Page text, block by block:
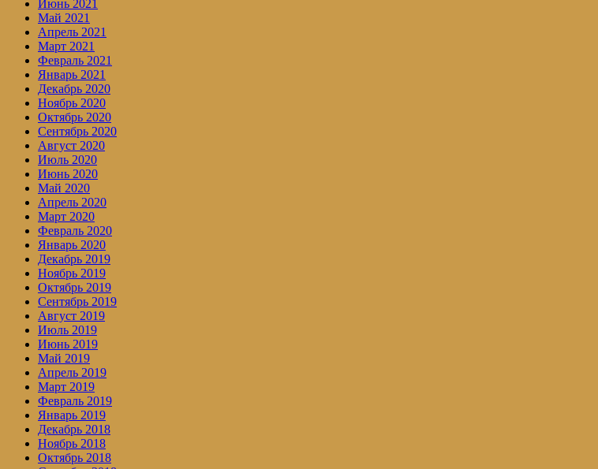
Июнь 2021
Май 2021
Апрель 2021
Март 2021
Февраль 2021
Январь 2021
Декабрь 2020
Ноябрь 2020
Октябрь 2020
Сентябрь 2020
Август 2020
Июль 2020
Июнь 2020
Май 2020
Апрель 2020
Март 2020
Февраль 2020
Январь 2020
Декабрь 2019
Ноябрь 2019
Октябрь 2019
Сентябрь 2019
Август 2019
Июль 2019
Июнь 2019
Май 2019
Апрель 2019
Март 2019
Февраль 2019
Январь 2019
Декабрь 2018
Ноябрь 2018
Октябрь 2018